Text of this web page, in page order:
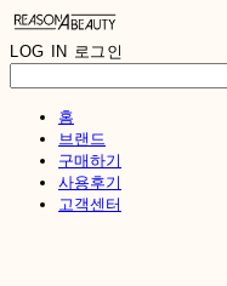
LOG IN 로그인
홈
브랜드
구매하기
사용후기
고객센터